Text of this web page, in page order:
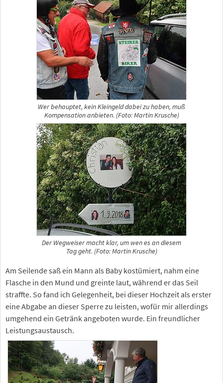
Wer behauptet, kein Kleingeld dabei zu haben, muß
Kompensation anbieten. (Foto: Martin Krusche)
Der Wegweiser macht klar, um wen es an diesem
Tag geht. (Foto: Martin Krusche)
Am Seilende saß ein Mann als Baby kostümiert, nahm eine
Flasche in den Mund und greinte laut, während er das Seil
straffte. So fand ich Gelegenheit, bei dieser Hochzeit als erster
eine Abgabe an dieser Sperre zu leisten, wofür mir allerdings
umgehend ein Getränk angeboten wurde. Ein freundlicher
Leistungsaustausch.